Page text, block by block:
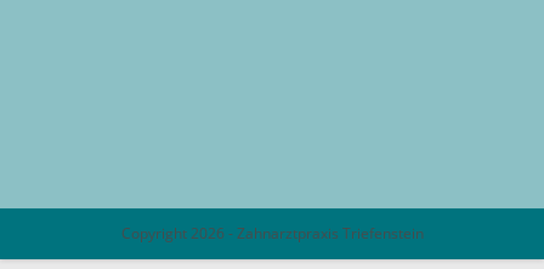
Copyright 2026 - Zahnarztpraxis Triefenstein